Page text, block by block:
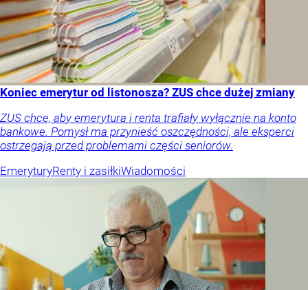
Koniec emerytur od listonosza? ZUS chce dużej zmiany
ZUS chce, aby emerytura i renta trafiały wyłącznie na konto
bankowe. Pomysł ma przynieść oszczędności, ale eksperci
ostrzegają przed problemami części seniorów.
EmeryturyRenty i zasiłkiWiadomości